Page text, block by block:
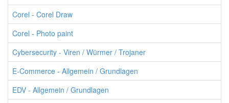
Corel - Corel Draw
Corel - Photo paint
Cybersecurity - Viren / Würmer / Trojaner
E-Commerce - Allgemein / Grundlagen
EDV - Allgemein / Grundlagen